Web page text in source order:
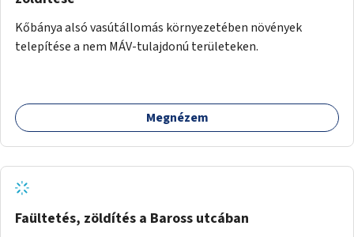
Kőbánya alsó vasútállomás környezetében növények
telepítése a nem MÁV-tulajdonú területeken.
Megnézem
Faültetés, zöldítés a Baross utcában